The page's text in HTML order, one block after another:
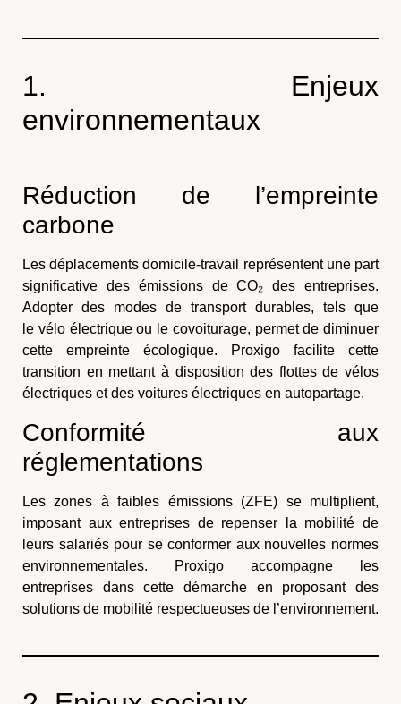
1. Enjeux
environnementaux
Réduction de l’empreinte
carbone
Les déplacements domicile-travail représentent une part
significative des émissions de CO₂ des entreprises.
Adopter des modes de transport durables, tels que
le vélo électriqueou le covoiturage, permet de diminuer
cette empreinte écologique. Proxigo facilite cette
transition en mettant à disposition des flottes de vélos
électriques et des voitures électriques en autopartage.
Conformité aux
réglementations
Les zones à faibles émissions (ZFE) se multiplient,
imposant aux entreprises de repenser la mobilité de
leurs salariés pour se conformer aux nouvelles normes
environnementales. Proxigo accompagne les
entreprises dans cette démarche en proposant des
solutions de mobilité respectueuses de l’environnement.